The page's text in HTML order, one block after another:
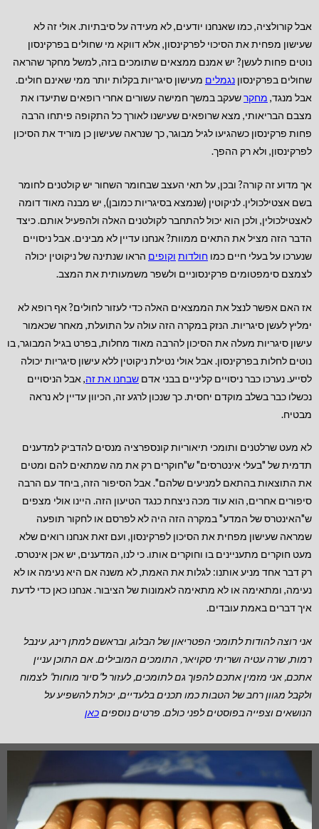
אבל קורולציה, כמו שאנחנו יודעים, לא מעידה על סיבתיות. אולי זה לא
שעישון מפחית את הסיכוי לפרקינסון, אלא דווקא מי שחולים בפרקינסון
נוטים פחות לעשן? יש אמנם ממצאים שתומכים בזה, למשל מחקר שהראה
שחולים בפרקינסוןנגמלים מעישון סיגריות בקלות יותר ממי שאינם חולים.
אבל מנגד, מחקרשעקב במשך חמישה עשורים אחרי רופאים שתיעדו את
מצבם הבריאותי, מצא שרופאים שעישנו לאורך כל התקופה פיתחו הרבה
פחות פרקינסון כשהגיעו לגיל מבוגר, כך שנראה שעישון כן מוריד את הסיכון
לפרקינסון, ולא רק ההפך.
אך מדוע זה קורה? ובכן, על תאי העצב שבחומר השחור יש קולטנים לחומר
בשם אצטילכולין. לניקוטין (שנמצא בסיגריות כמובן), יש מבנה מאוד דומה
לאצטילכולין, ולכן הוא יכול להתחבר לקולטנים האלה ולהפעיל אותם. כיצד
הדבר הזה מציל את התאים ממוות? אנחנו עדיין לא מבינים. אבל ניסויים
שנערכו על בעלי חיים כמו חולדות וקופים הראו שנתינה של ניקוטין יכולה
לצמצם סימפטומים פרקינסוניים ולשפר משמעותית את המצב.
אז האם אפשר לנצל את הממצאים האלה כדי לעזור לחולים? אף רופא לא
ימליץ לעשן סיגריות. הנזק במקרה הזה עולה על התועלת, מאחר שכאמור
עישון סיגריות מעלה את הסיכון להרבה מאוד מחלות, בפרט בגיל המבוגר, בו
נוטים לחלות בפרקינסון. אבל אולי נטילת ניקוטין ללא עישון סיגריות יכולה
לסייע. נערכו כבר ניסויים קליניים בבני אדםשבחנו את זה, אבל הניסויים
נכשלו כבר בשלב מוקדם יחסית. כך שנכון לרגע זה, הכיוון עדיין לא נראה
מבטיח.
לא מעט שרלטנים ותומכי תיאוריות קונספרציה מנסים להדביק למדענים
תדמית של "בעלי אינטרסים" ש"חוקרים רק את מה שמתאים להם ומטים
את התוצאות בהתאם למניעים שלהם". אבל הסיפור הזה, ביחד עם הרבה
סיפורים אחרים, הוא עוד מכה ניצחת כנגד הטיעון הזה. היינו אולי מצפים
ש"האינטרס של המדע" במקרה הזה היה לא לפרסם או לחקור תופעה
שמראה שעישון מפחית את הסיכון לפרקינסון, ועם זאת אנחנו רואים שלא
מעט חוקרים מתעניינים בו וחוקרים אותו. כי לנו, המדענים, יש אכן אינטרס.
רק דבר אחד מניע אותנו: לגלות את האמת, לא משנה אם היא נעימה או לא
נעימה, ומתאימה או לא מתאימה לאמונות של הציבור. אנחנו כאן כדי לדעת
איך דברים באמת עובדים.
אני רוצה להודות לתומכי הפטריאון של הבלוג, ובראשם למתן רינג, עינבל
רמות, שרה עטיה ושריתי סקויאר, התומכים המובילים.אם התוכן עניין
אתכם, אני מזמין אתכם להפוך גם לתומכים, לעזור ל”סיור מוחות” לצמוח
ולקבל מגוון רחב של הטבות כמו תכנים בלעדיים, יכולת להשפיע על
הנושאים וצפייה בפוסטים לפני כולם. פרטים נוספיםכאן